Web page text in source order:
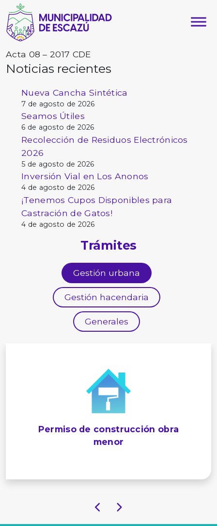
Acta 08 – 2017 CDE
Noticias recientes
Nueva Cancha Sintética
7 de agosto de 2026
Seamos Útiles
6 de agosto de 2026
Recolección de Residuos Electrónicos
2026
5 de agosto de 2026
Inversión Vial en Los Anonos
4 de agosto de 2026
¡Tenemos Cupos Disponibles para
Castración de Gatos!
4 de agosto de 2026
Trámites
Gestión urbana
Gestión hacendaria
Generales
Permiso de construcción obra
menor